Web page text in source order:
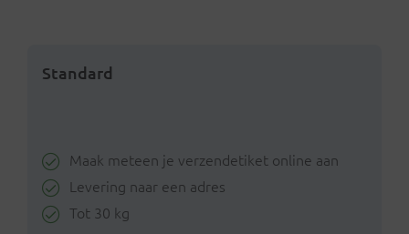
Standard
Maak meteen je verzendetiket online aan
Levering naar een adres
Tot 30 kg